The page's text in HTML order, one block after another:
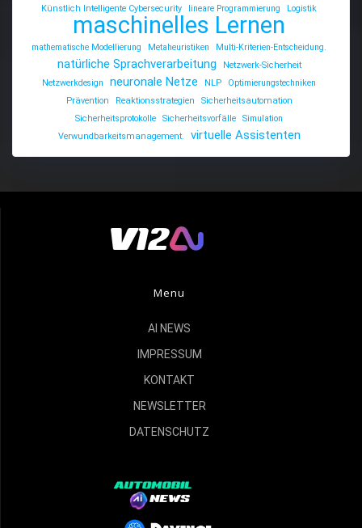
Künstlich Intelligente Cybersecurity lineare Programmierung Logistik
maschinelles Lernen
mathematische Modellierung Metaheuristiken Multi-Kriterien-Entscheidung.
natürliche Sprachverarbeitung
Netzwerk-Sicherheit
Netzwerkdesign
neuronale Netze NLP
Optimierungstechniken
Prävention
Reaktionsstrategien
Sicherheitsautomation
Sicherheitsprotokolle
Sicherheitsvorfälle
Simulation
Verwundbarkeitsmanagement.
virtuelle Assistenten
Menu
AI NEWS
IMPRESSUM
KONTAKT
NEWSLETTER
DATENSCHUTZ